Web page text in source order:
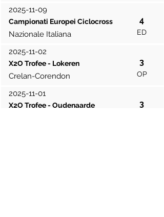
2025-11-09
Campionati Europei Ciclocross 4
Nazionale Italiana ED
2025-11-02
X2O Trofee - Lokeren 3
Crelan-Corendon OP
2025-11-01
X2O Trofee - Oudenaarde 3